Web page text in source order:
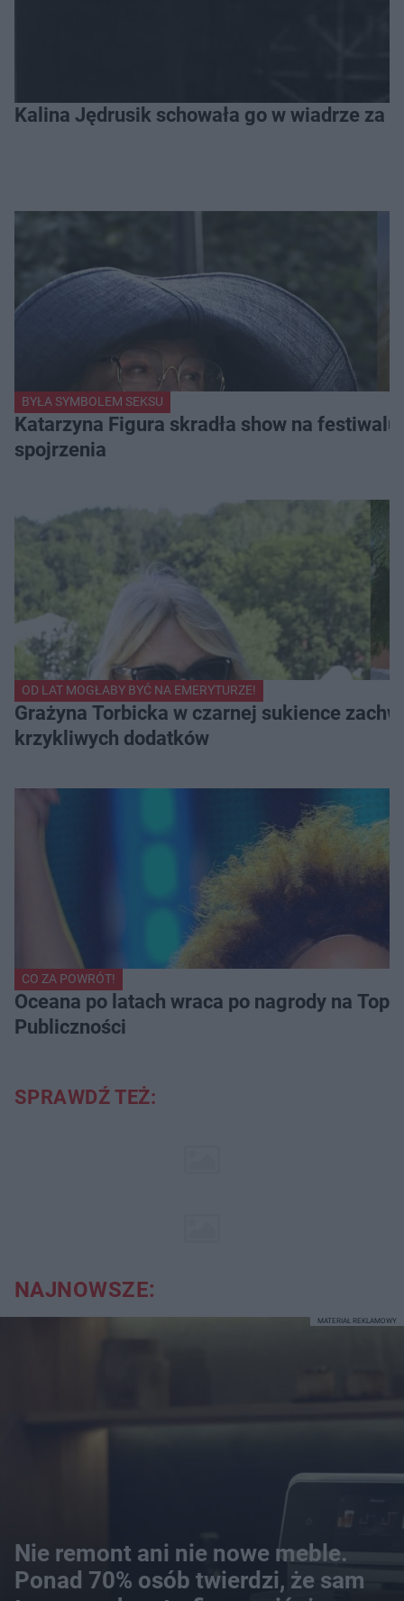
Kalina Jędrusik schowała go w wiadrze za
BYŁA SYMBOLEM SEKSU
Katarzyna Figura skradła show na
spojrzenia
OD LAT MOGŁABY BYĆ NA EMERYTURZE!
Grażyna Torbicka w czarnej sukience
krzykliwych dodatków
CO ZA POWRÓT!
Oceana po latach wraca po nagrody na Top
Publiczności
SPRAWDŹ TEŻ:
NAJNOWSZE:
Nie remont ani nie nowe meble.
Ponad 70% osób twierdzi, że sam
MATERIAŁ REKLAMOWY